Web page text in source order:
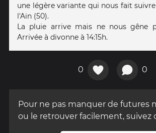
une légère variante qui nous fait
l'Ain (50).
La pluie arrive mais ne nous gêne
Arrivée à divonne à 14:15h.
0 0
Pour ne pas manquer de futures
ou le retrouver facilement, suivez